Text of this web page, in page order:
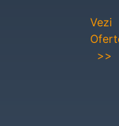
Vezi
>>